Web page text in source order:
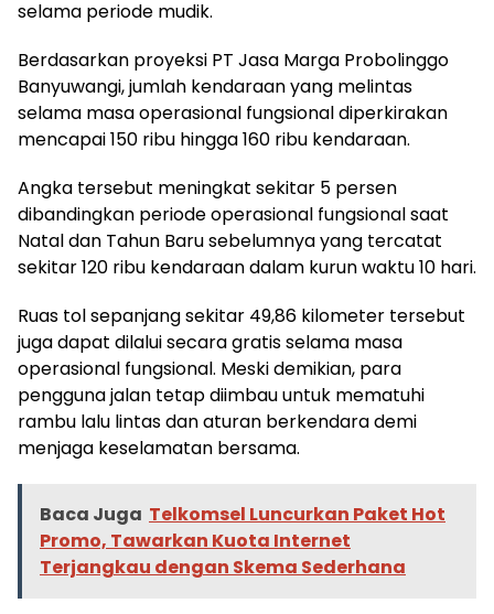
selama periode mudik.
Berdasarkan proyeksi PT Jasa Marga Probolinggo
Banyuwangi, jumlah kendaraan yang melintas
selama masa operasional fungsional diperkirakan
mencapai 150 ribu hingga 160 ribu kendaraan.
Angka tersebut meningkat sekitar 5 persen
dibandingkan periode operasional fungsional saat
Natal dan Tahun Baru sebelumnya yang tercatat
sekitar 120 ribu kendaraan dalam kurun waktu 10 hari.
Ruas tol sepanjang sekitar 49,86 kilometer tersebut
juga dapat dilalui secara gratis selama masa
operasional fungsional. Meski demikian, para
pengguna jalan tetap diimbau untuk mematuhi
rambu lalu lintas dan aturan berkendara demi
menjaga keselamatan bersama.
Baca Juga Telkomsel Luncurkan Paket Hot
Promo, Tawarkan Kuota Internet
Terjangkau dengan Skema Sederhana